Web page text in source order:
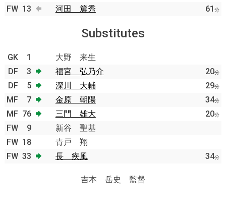
FW 13 河田 篤秀 61 分
Substitutes
GK 1
大野 来生
DF
3 福宮 弘乃介 20分
DF 5 深川 大輔 29分
MF 7 金原 朝陽 34分
MF 76 三門 雄大 20分
FW 9
新谷 聖基
FW 18
青戸 翔
FW 33 長 疾風 34分
吉本 岳史 監督